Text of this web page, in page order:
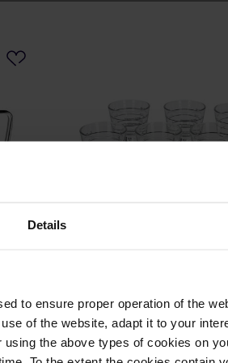
Details
to ensure proper operation of the
of the website, adapt it to your
the above types of cookies on
zł
zł